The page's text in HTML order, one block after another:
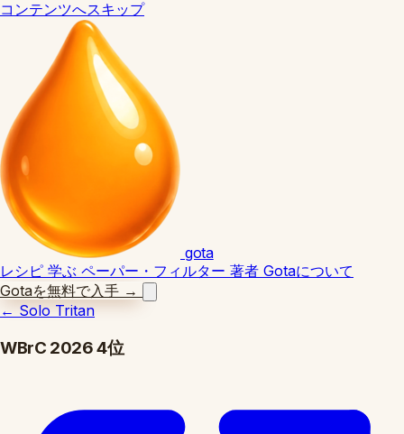
コンテンツへスキップ
gota
レシピ 学ぶ ペーパー・フィルター 著者 Gotaについて
Gotaを無料で入手 →
← Solo Tritan
WBrC 2026 4位